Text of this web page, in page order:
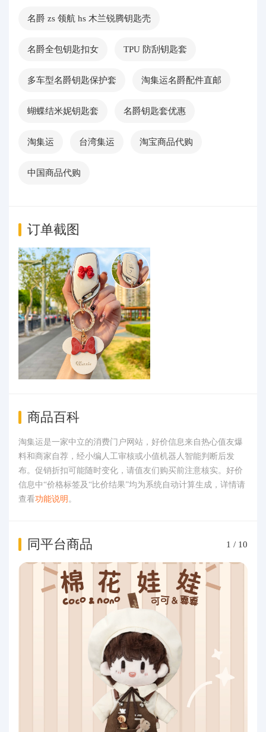
名爵 zs 领航 hs 木兰锐腾钥匙壳
名爵全包钥匙扣女 TPU 防刮钥匙套
多车型名爵钥匙保护套 淘集运名爵配件直邮
蝴蝶结米妮钥匙套 名爵钥匙套优惠
淘集运 台湾集运 淘宝商品代购
中国商品代购
订单截图
商品百科
淘集运是一家中立的消费门户网站，好价信息来自热心值友爆
料和商家自荐，经小编人工审核或小值机器人智能判断后发
布。促销折扣可能随时变化，请值友们购买前注意核实。好价
信息中“价格标签及“比价结果”均为系统自动计算生成，详情请
查看功能说明 。
同平台商品 1 / 10